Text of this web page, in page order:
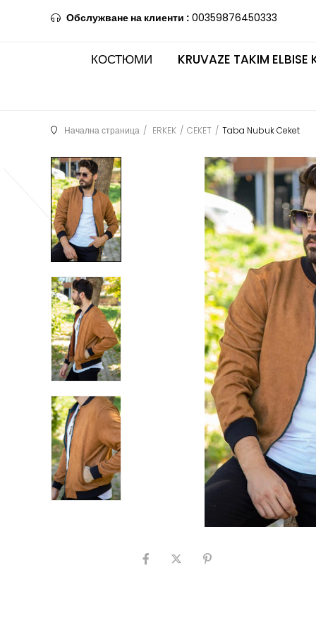
Обслужване на клиенти : 00359876450333
КОСТЮМИ KRUVAZE TAKIM ELBISE
Начална страница ERKEK CEKET Taba Nubuk Ceket